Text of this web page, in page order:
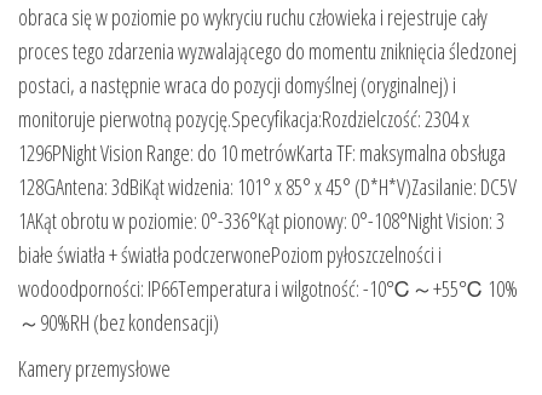
obraca się w poziomie po wykryciu ruchu człowieka i rejestruje cały
proces tego zdarzenia wyzwalającego do momentu zniknięcia śledzonej
postaci, a następnie wraca do pozycji domyślnej (oryginalnej) i
monitoruje pierwotną pozycję.Specyfikacja:Rozdzielczość: 2304 x
1296PNight Vision Range: do 10 metrówKarta TF: maksymalna obsługa
128GAntena: 3dBiKąt widzenia: 101° x 85° x 45° (D*H*V)Zasilanie: DC5V
1AKąt obrotu w poziomie: 0°-336°Kąt pionowy: 0°-108°Night Vision: 3
białe światła + światła podczerwonePoziom pyłoszczelności i
wodoodporności: IP66Temperatura i wilgotność: -10℃～+55℃ 10%
～90%RH (bez kondensacji)
Kamery przemysłowe